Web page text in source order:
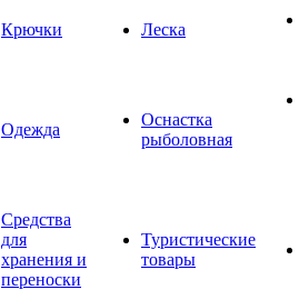
Крючки Леска
Одежда
Оснастка
рыболовная
Средства
для
хранения и
переноски
Туристические
товары